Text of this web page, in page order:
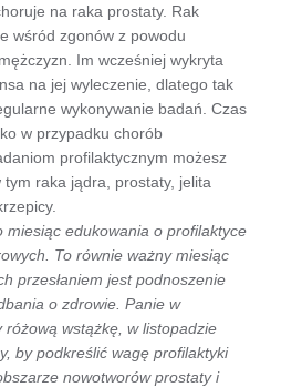
na raka prostaty. Rak
wśród zgonów z powodu
Im wcześniej wykryta
na jej wyleczenie, dlatego tak
wykonywanie badań. Czas
w przypadku chorób
profilaktycznym możesz
raka jądra, prostaty, jelita
miesiąc edukowania o profilaktyce
To równie ważny miesiąc
przesłaniem jest podnoszenie
o zdrowie. Panie w
różową wstążkę, w listopadzie
by podkreślić wagę profilaktyki
nowotworów prostaty i